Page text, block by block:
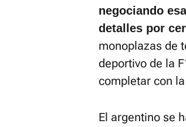
negociando
detalles por
monoplazas de
deportivo de la
completar con
El argentino se